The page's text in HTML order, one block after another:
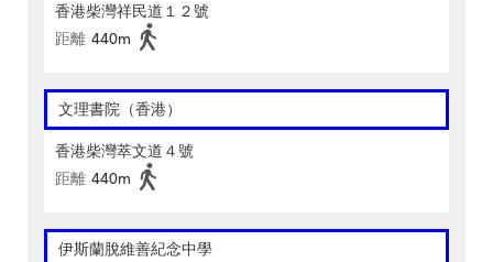
香港柴灣祥民道１２號
距離 440m
文理書院（香港）
香港柴灣萃文道４號
距離 440m
伊斯蘭脫維善紀念中學